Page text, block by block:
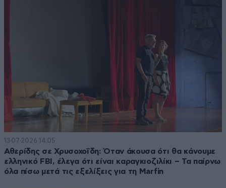
13·07·2026 14:05
Αθερίδης σε Χρυσοχοΐδη: Όταν άκουσα ότι θα κάνουμε
ελληνικό FBI, έλεγα ότι είναι καραγκιοζιλίκι – Τα παίρνω
όλα πίσω μετά τις εξελίξεις για τη Marfin